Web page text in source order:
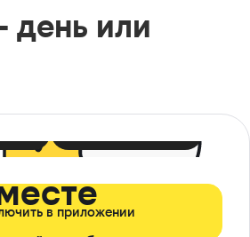
день или
в приложении